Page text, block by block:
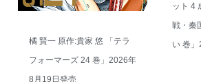
橘 賢一 原作:貴家 悠 「テラ
フォーマーズ 24 巻」2026年
8月19日発売
ット 4
戦・秦
い 巻